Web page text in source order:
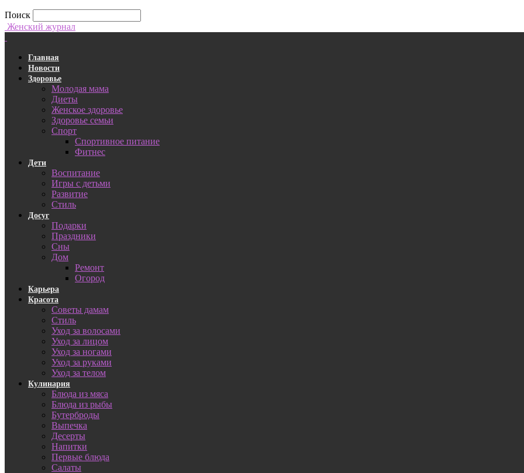
Поиск
Женский журнал
Главная
Новости
Здоровье
Молодая мама
Диеты
Женское здоровье
Здоровье семьи
Спорт
Спортивное питание
Фитнес
Дети
Воспитание
Игры с детьми
Развитие
Стиль
Досуг
Подарки
Праздники
Сны
Дом
Ремонт
Огород
Карьера
Красота
Советы дамам
Стиль
Уход за волосами
Уход за лицом
Уход за ногами
Уход за руками
Уход за телом
Кулинария
Блюда из мяса
Блюда из рыбы
Бутерброды
Выпечка
Десерты
Напитки
Первые блюда
Салаты